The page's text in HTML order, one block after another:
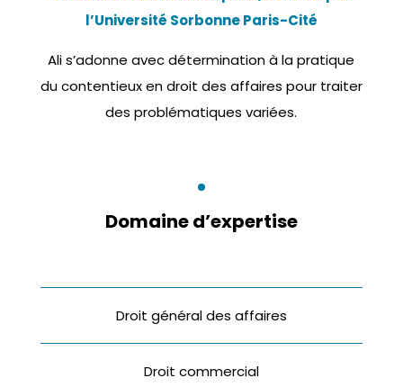
l’Université Sorbonne Paris-Cité
Ali s’adonne avec détermination à la pratique
du contentieux en droit des affaires pour traiter
des problématiques variées.
Domaine d’expertise
Droit général des affaires
Droit commercial